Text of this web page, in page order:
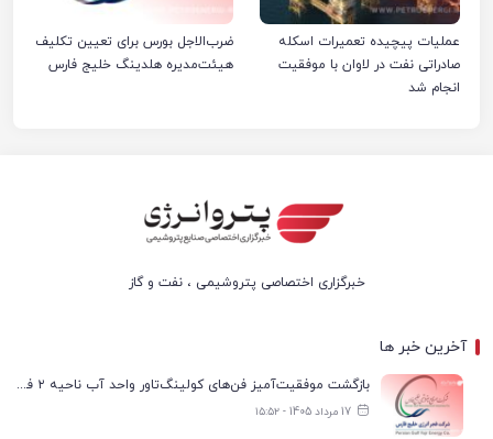
عملیات پیچیده تعمیرات اسکله
صادراتی نفت در لاوان با موفقیت
انجام شد
ضرب‌الاجل بورس برای تعیین تکلیف
هیئت‌مدیره هلدینگ خلیج فارس
خبرگزاری اختصاصی پتروشیمی ، نفت و گاز
آخرین خبر ها
بازگشت موفقیت‌آمیز فن‌های کولینگ‌تاور واحد آب ناحیه ۲ فجر انرژی به مدار تولید
17 مرداد 1405 - ۱۵:۵۲